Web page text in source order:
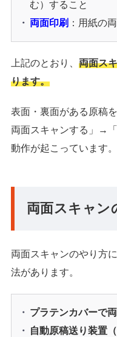
む）すること
両面印刷 ：用紙の
上記のとおり、 両面ス
ります。
表面・裏面がある原稿
両面スキャンする」→
動作が起こっています。
両面スキャン
両面スキャンのやり方
法があります。
プラテンカバーで
自動原稿送り装置